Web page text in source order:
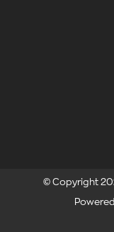
© Copyright